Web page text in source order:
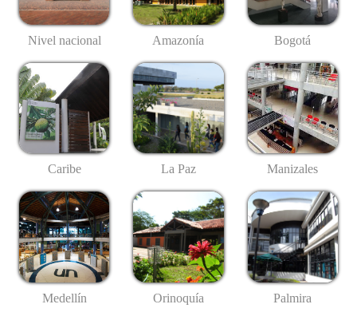
Nivel nacional Amazonía Bogotá
Caribe La Paz Manizales
Medellín Orinoquía Palmira